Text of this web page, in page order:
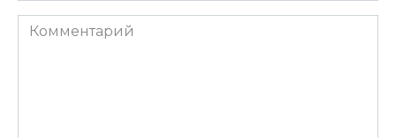
Комментарий